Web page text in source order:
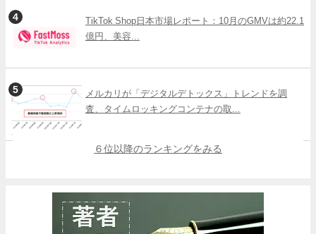
TikTok Shop日本市場レポート：10月のGMVは約22.1
億円、美容...
メルカリが「デジタルデトックス」トレンドを調
査、タイムロッキングコンテナの取...
６位以降のランキングをみる